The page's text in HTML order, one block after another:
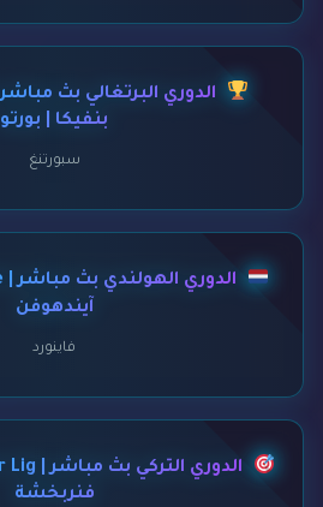
بنفيكا | بورتو
سبورتنغ
آيندهوفن
فاينورد
فنربخشة